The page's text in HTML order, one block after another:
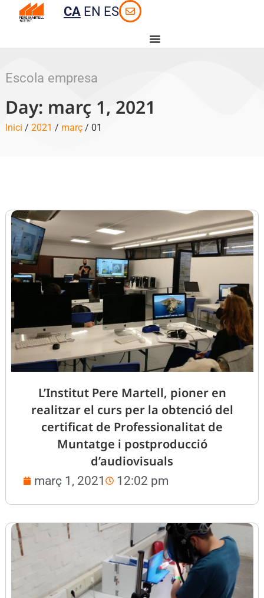
CA EN ES
Escola empresa
Day: març 1, 2021
Inici / 2021 / març/ 01
L’Institut Pere Martell, pioner en
realitzar el curs per la obtenció del
certificat de Professionalitat de
Muntatge i postproducció
d’audiovisuals
març 1, 2021 12:02 pm